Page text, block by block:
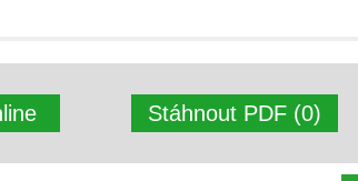
Stáhnout PDF (0)